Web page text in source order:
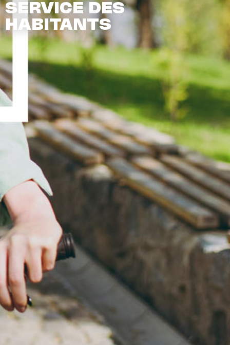
SERVICE DES
HABITANTS